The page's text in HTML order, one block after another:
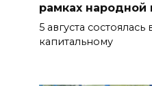
рамках
5 августа
капитальному